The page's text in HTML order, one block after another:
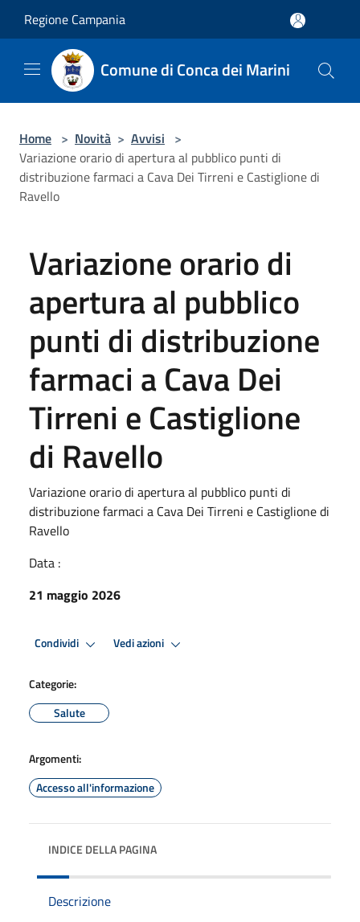
Regione Campania
Comune di Conca dei Marini
Home > Novità > Avvisi >
Variazione orario di apertura al pubblico punti di
distribuzione farmaci a Cava Dei Tirreni e Castiglione di
Ravello
Variazione orario di
apertura al pubblico
punti di distribuzione
farmaci a Cava Dei
Tirreni e Castiglione
di Ravello
Variazione orario di apertura al pubblico punti di
distribuzione farmaci a Cava Dei Tirreni e Castiglione di
Ravello
Data :
21 maggio 2026
Condividi Vedi azioni
Categorie:
Salute
Argomenti:
Accesso all'informazione
INDICE DELLA PAGINA
Descrizione